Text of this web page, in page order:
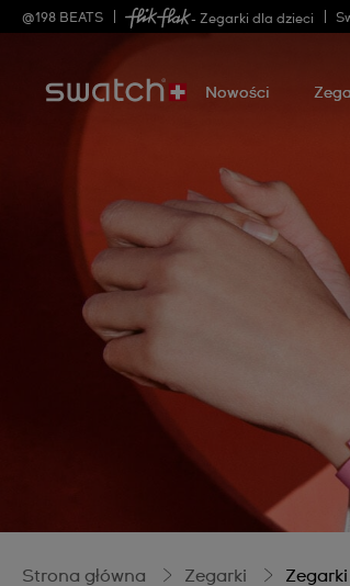
@198 BEATS - Zegarki dla dzieci
Nowości
Strona główna Zegarki